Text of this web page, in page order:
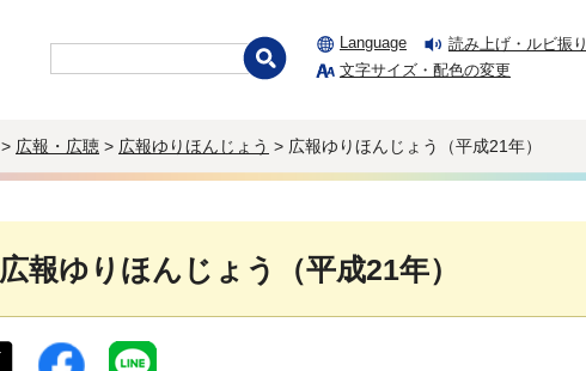
Language
読み上げ・ルビ振り
文字サイズ・配色の変更
> 広報・広聴 > 広報ゆりほんじょう > 広報ゆりほんじょう（平成21年）
広報ゆりほんじょう（平成21年）